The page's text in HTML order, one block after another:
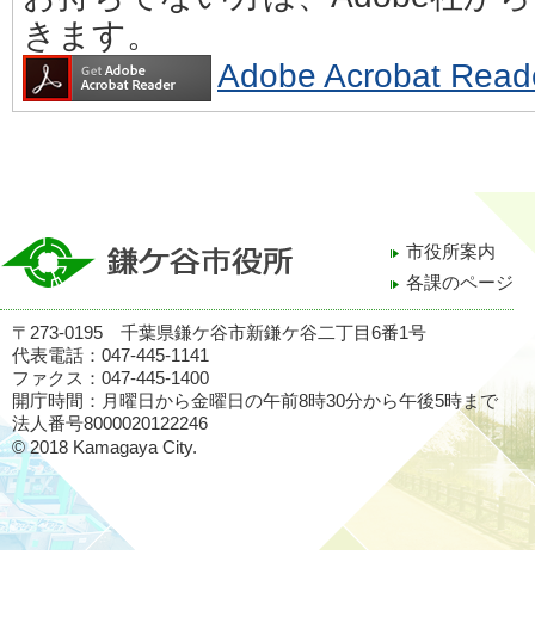
きます。
Adobe Acrobat
市役所案内
各課のページ
〒273-0195 千葉県鎌ケ谷市新鎌ケ谷二丁目6番1号
代表電話：047-445-1141
ファクス：047-445-1400
開庁時間：月曜日から金曜日の午前8時30分から午後5時まで
法人番号8000020122246
© 2018 Kamagaya City.